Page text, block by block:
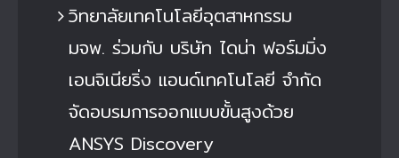
วิทยาลัยเทคโนโลยีอุตสาหกรรม
มจพ. ร่วมกับ บริษัท ไดน่า ฟอร์มมิ่ง
เอนจิเนียริ่ง แอนด์เทคโนโลยี จำกัด
จัดอบรมการออกแบบขั้นสูงด้วย
ANSYS Discovery